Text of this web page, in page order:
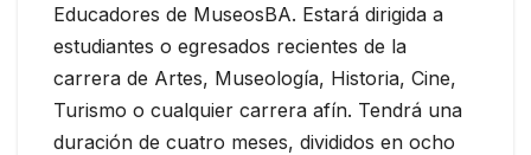
Educadores de MuseosBA. Estará dirigida a
estudiantes o egresados recientes de la
carrera de Artes, Museología, Historia, Cine,
Turismo o cualquier carrera afín. Tendrá una
duración de cuatro meses, divididos en ocho